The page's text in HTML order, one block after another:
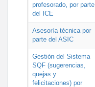
profesorado, por parte
del ICE
Asesoría técnica por
parte del ASIC
Gestión del Sistema
SQF (sugerencias,
quejas y
felicitaciones) por